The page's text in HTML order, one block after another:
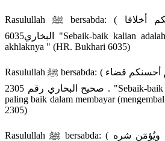
Rasulullah ﷺ bersabda: ( خياركم أحاسنكم أخلاقا ) صحيح
البخاري6035 "Sebaik-baik kalian adalah orang yang paling baik
akhlaknya " (HR. Bukhari 6035)
Rasulullah ﷺ bersabda: ( خيركم أحسنكم قضاء ) أي عند رد القرض
. صحيح البخاري رقم 2305 "Sebaik-baik kalian adalah orang yang
paling baik dalam membayar
2305)
Rasulullah ﷺ bersabda: ( خيركم من يُرجى خيره ويُؤمٓن شره )